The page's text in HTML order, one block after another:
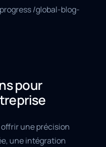
/global-blog-
pour
une précision
une intégration